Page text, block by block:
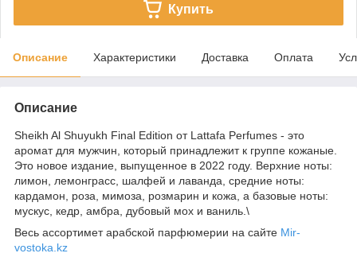
Купить
Описание Характеристики Доставка Оплата
Описание
Sheikh Al Shuyukh Final Edition от Lattafa Perfumes - это
аромат для мужчин, который принадлежит к группе кожаные.
Это новое издание, выпущенное в 2022 году. Верхние ноты:
лимон, лемонграсс, шалфей и лаванда, средние ноты:
кардамон, роза, мимоза, розмарин и кожа, а базовые ноты:
мускус, кедр, амбра, дубовый мох и ваниль.\
Весь ассортимет арабской парфюмерии на сайте Mir-
vostoka.kz